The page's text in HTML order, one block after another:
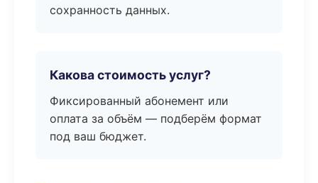
сохранность данных.
Какова стоимость услуг?
Фиксированный абонемент или
оплата за объём — подберём формат
под ваш бюджет.